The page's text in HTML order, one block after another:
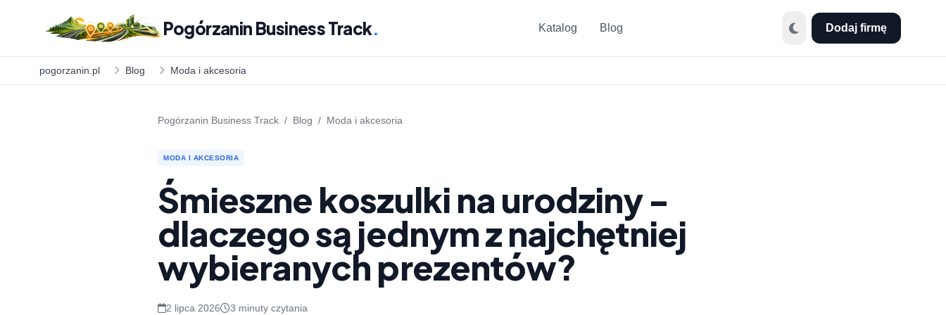
Pogórzanin Business Track. Katalog Blog Dodaj firmę
pogorzanin.pl Blog Moda i akcesoria
Pogórzanin Business Track / Blog / Moda i akcesoria
MODA I AKCESORIA
Śmieszne koszulki na urodziny -
dlaczego są jednym z najchętniej
wybieranych prezentów?
2 lipca 2026 3 minuty czytania